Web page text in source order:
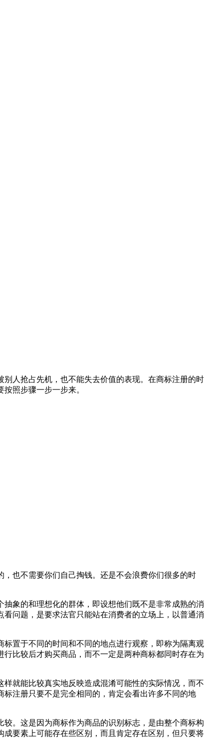
人抢占先机，也不能失去价值的表现。在商标注册的时
照步骤一步一步来。
也不需要你们自己掏钱。还是不会浪费你们很多的时
象的和理想化的群体，即设想他们既不是非常成熟的消
问题，是要求法官只能站在消费者的立场上，以普通消
置于不同的时间和不同的地点进行观察，即称为隔离观
比较后才购买商品，而不一定是两种商标都同时存在为
就能比较真实地反映造成混淆可能性的实际情况，而不
注册只要不是完全相同的，肯定会看出许多不同的地
。这是因为商标作为商品的识别标志，是由整个商标构
要素上可能存在些区别，而且肯定存在区别，但只要将